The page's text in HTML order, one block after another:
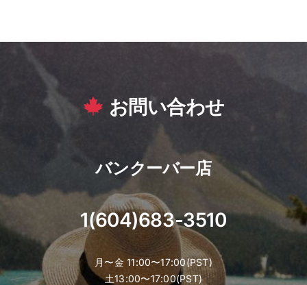
お問い合わせ
バンクーバー店
1(604)683-3510
月〜金 11:00〜17:00(PST)
土13:00〜17:00(PST)